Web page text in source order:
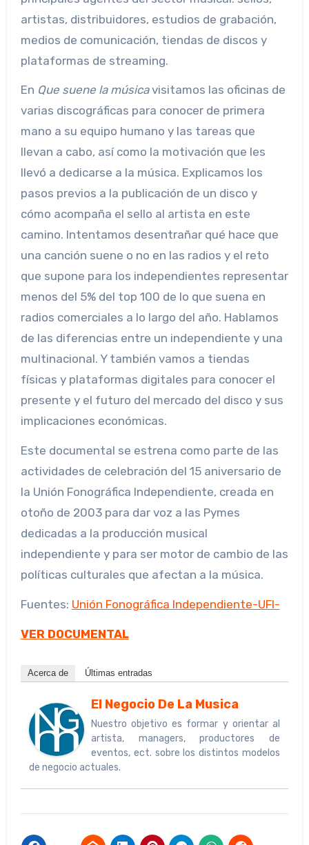
artistas, distribuidores, estudios de grabación,
medios de comunicación, tiendas de discos y
plataformas de streaming.
En Que suene la músicavisitamos las oficinas de
varias discográficas para conocer de primera
mano a su equipo humano y las tareas que
llevan a cabo, así como la motivación que les
llevó a dedicarse a la música. Explicamos los
pasos previos a la publicación de un disco y
cómo acompaña el sello al artista en este
camino. Intentamos desentrañar qué hace que
una canción suene o no en las radios y el reto
que supone para los independientes representar
menos del 5% del top 100 de lo que suena en
radios comerciales a lo largo del año. Hablamos
de las diferencias entre un independiente y una
multinacional. Y también vamos a tiendas
físicas y plataformas digitales para conocer el
presente y el futuro del mercado del disco y sus
implicaciones económicas.
Este documental se estrena como parte de las
actividades de celebración del 15 aniversario de
la Unión Fonográfica Independiente, creada en
otoño de 2003 para dar voz a las Pymes
dedicadas a la producción musical
independiente y para ser motor de cambio de las
políticas culturales que afectan a la música.
Fuentes: Unión Fonográfica Independiente-UFI-
VER DOCUMENTAL
Acerca de Últimas entradas
El Negocio De La Musica
Nuestro objetivo es formar y orientar al
artista, managers, productores de
eventos, ect. sobre los distintos modelos
de negocio actuales.